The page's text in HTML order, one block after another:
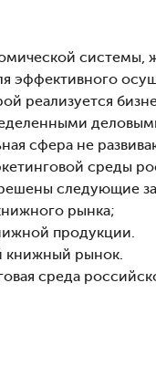
системы,
реализуется
сфера не
среды
следующие
рынка;
продукции.
книжный рынок.
среда